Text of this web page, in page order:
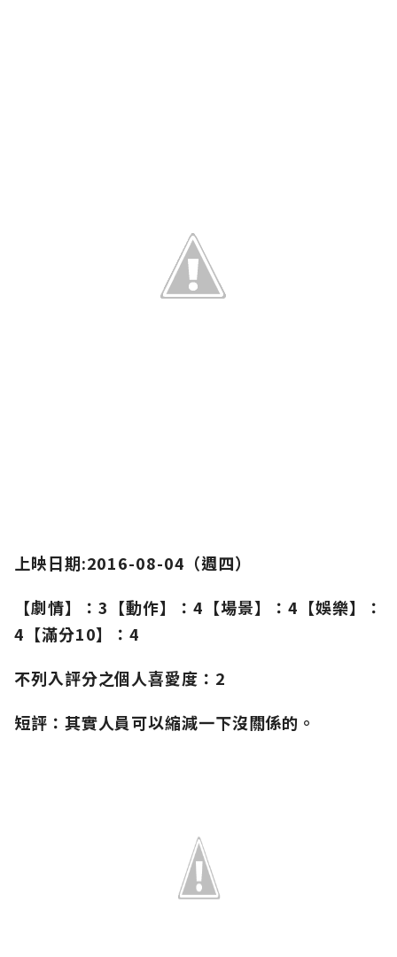
上映日期:2016-08-04（週四）
【劇情】：3【動作】：4【場景】：4【娛樂】：
4【滿分10】：4
不列入評分之個人喜愛度：2
短評：其實人員可以縮減一下沒關係的。